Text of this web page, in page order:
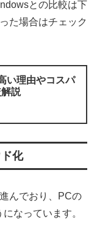
との比較は下
た場合はチェック
い理由やコスパ
説
化
んでおり、PCの
なっています。